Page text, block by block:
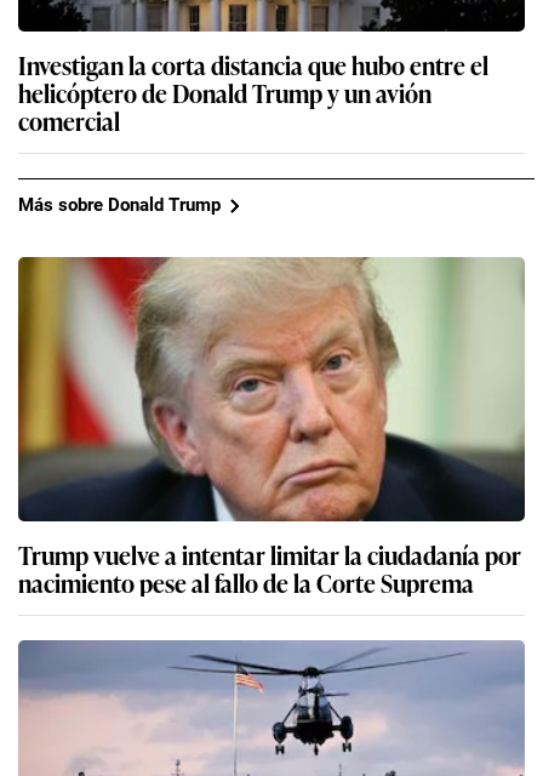
Investigan la corta distancia que hubo entre el
helicóptero de Donald Trump y un avión
comercial
Más sobre Donald Trump
Trump vuelve a intentar limitar la ciudadanía por
nacimiento pese al fallo de la Corte Suprema